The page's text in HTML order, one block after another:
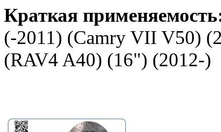
Краткая
(-2011) (Camry VII V50)
(RAV4 A40) (16") (2012-)